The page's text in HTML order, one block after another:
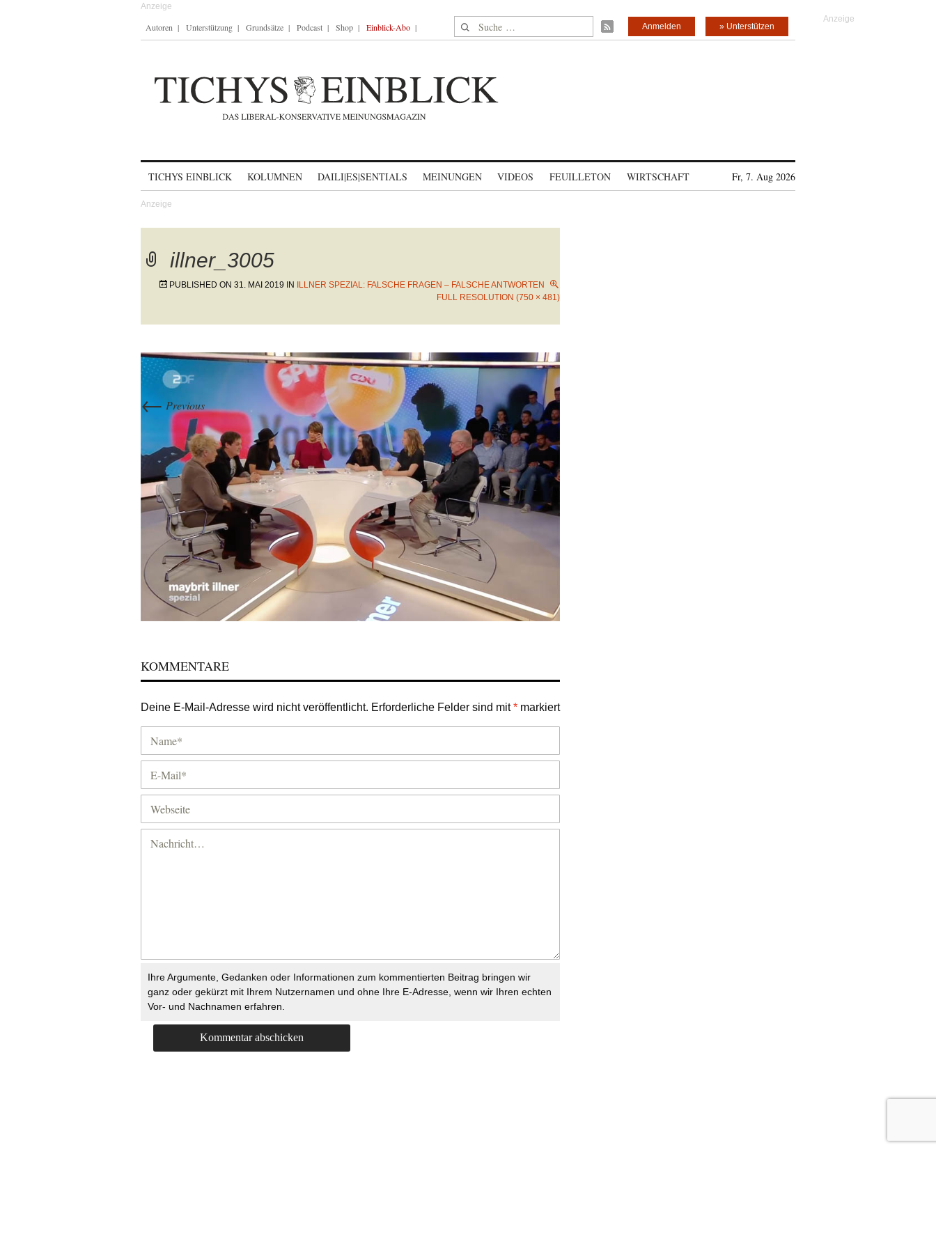
Autoren Unterstützung Grundsätze Podcast Shop Einblick-Abo Suche nach: » Unterstützen
Anmelden
TICHYS EINBLICK KOLUMNEN DAILI|ES|SENTIALS MEINUNGEN VIDEOS FEUILLETON WIRTSCHAFT Fr, 7. Aug 2026
illner_3005
PUBLISHED ON 31. MAI 2019 IN
ILLNER SPEZIAL: FALSCHE FRAGEN – FALSCHE ANTWORTEN
FULL RESOLUTION (750 × 481)
← Previous
KOMMENTARE
Deine E-Mail-Adresse wird nicht veröffentlicht. Erforderliche Felder sind mit* markiert
Ihre Argumente, Gedanken oder Informationen zum kommentierten Beitrag bringen wir
ganz oder gekürzt mit Ihrem Nutzernamen und ohne Ihre E-Adresse, wenn wir Ihren echten
Vor- und Nachnamen erfahren.